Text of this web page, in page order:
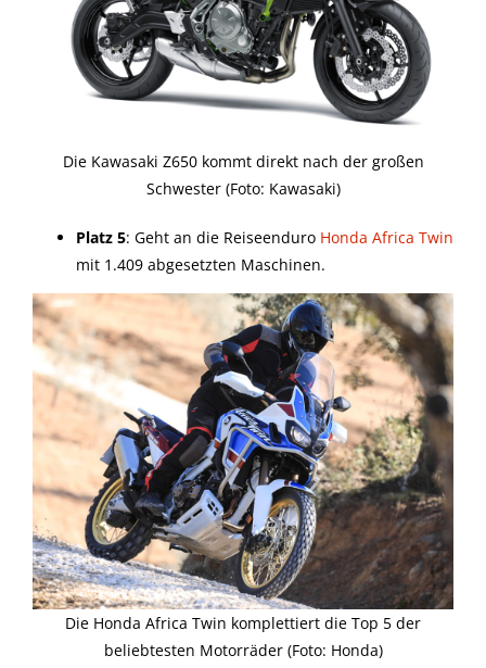
Die Kawasaki Z650 kommt direkt nach der großen
Schwester (Foto: Kawasaki)
Platz 5: Geht an die Reiseenduro Honda Africa Twin
mit 1.409 abgesetzten Maschinen.
Die Honda Africa Twin komplettiert die Top 5 der
beliebtesten Motorräder (Foto: Honda)